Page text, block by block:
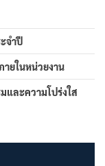
จำปี
ายในหน่วยงาน
และความโปร่งใส